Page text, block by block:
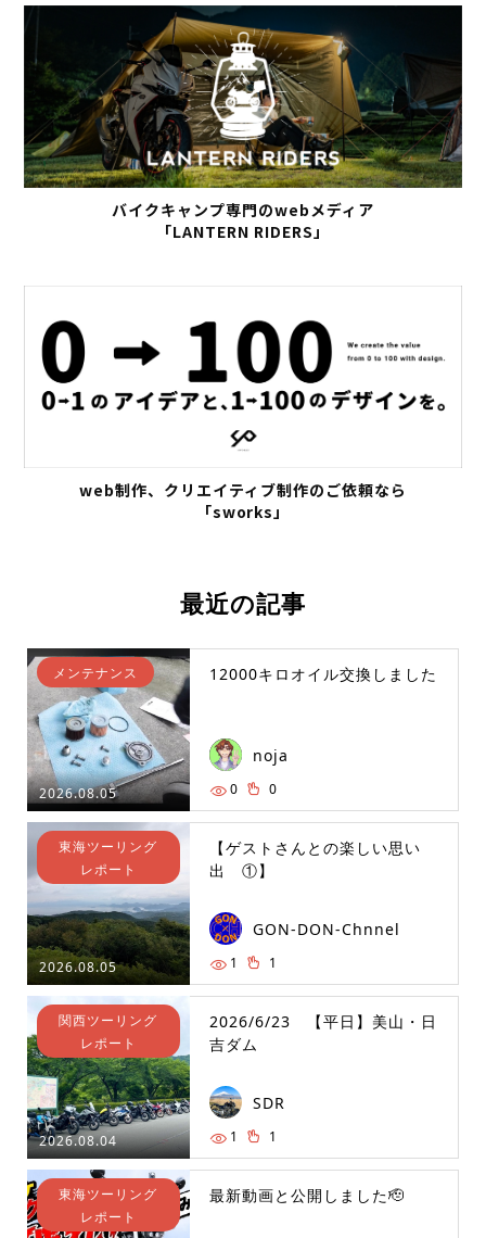
バイクキャンプ専門のwebメディア
「LANTERN RIDERS」
web制作、クリエイティブ制作のご依頼なら
「sworks」
最近の記事
2026.08.05
メンテナンス 12000キロオイル交換しました
noja
0 0
2026.08.05
東海ツーリング
レポート
【ゲストさんとの楽しい思い
出 ①】
GON-DON-Chnnel
1 1
2026.08.04
関西ツーリング
レポート
2026/6/23 【平日】美山・日
吉ダム
SDR
1 1
東海ツーリング
レポート
最新動画と公開しました🫡